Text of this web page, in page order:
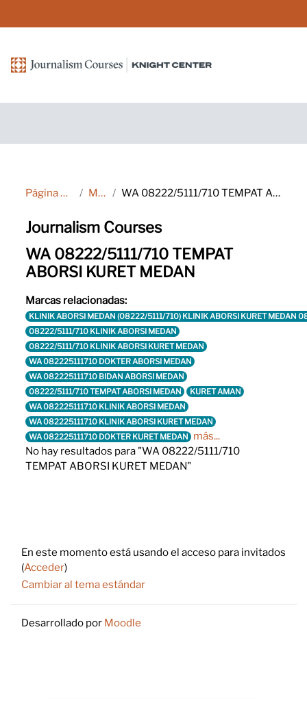
Página Principal Marcas WA 08222/5111/710 TEMPAT ABORSI KURET MEDAN
Journalism Courses
WA 08222/5111/710 TEMPAT
ABORSI KURET MEDAN
Marcas relacionadas:
KLINIK ABORSI MEDAN (08222/5111/710) KLINIK ABORSI KURET MEDAN
08222/5111/710 KLINIK ABORSI MEDAN
08222/5111/710 KLINIK ABORSI KURET MEDAN
WA 082225111710 DOKTER ABORSI MEDAN
WA 082225111710 BIDAN ABORSI MEDAN
08222/5111/710 TEMPAT ABORSI MEDAN
KURET AMAN
WA 082225111710 KLINIK ABORSI MEDAN
WA 082225111710 KLINIK ABORSI KURET MEDAN
WA 082225111710 DOKTER KURET MEDAN
más...
No hay resultados para "WA 08222/5111/710
TEMPAT ABORSI KURET MEDAN"
En este momento está usando el acceso para invitados
(Acceder)
Cambiar al tema estándar
Desarrollado por Moodle